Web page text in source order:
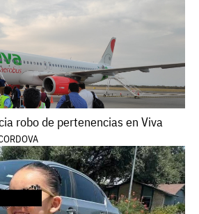
robo de pertenencias en Viva